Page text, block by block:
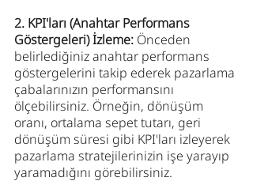
2. KPI'ları (Anahtar Performans
Göstergeleri) İzleme: Önceden
belirlediğiniz anahtar performans
göstergelerini takip ederek pazarlama
çabalarınızın performansını
ölçebilirsiniz. Örneğin, dönüşüm
oranı, ortalama sepet tutarı, geri
dönüşüm süresi gibi KPI'ları izleyerek
pazarlama stratejilerinizin işe yarayıp
yaramadığını görebilirsiniz.